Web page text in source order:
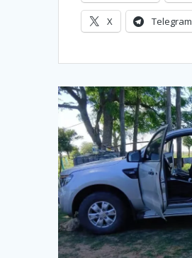
X Telegram